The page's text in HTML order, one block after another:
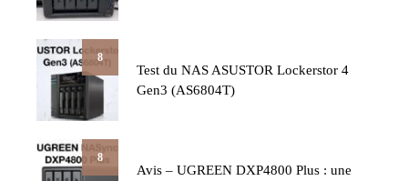
8
Test du NAS ASUSTOR Lockerstor 4
Gen3 (AS6804T)
8
Avis – UGREEN DXP4800 Plus : une